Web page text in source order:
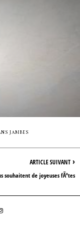
JAMBES
ARTICLE SUIVANT ›
souhaitent de joyeuses fÃªtes